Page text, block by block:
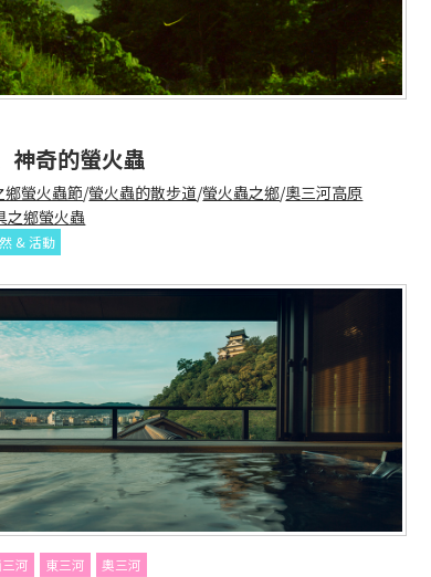
神奇的螢火蟲
螢火蟲節/螢火蟲的散步道/螢火蟲之鄉/奧三河高原
之鄉螢火蟲
& 活動
河 東三河 奧三河